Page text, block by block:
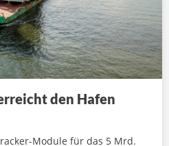
den Hafen
Module für das 5 Mrd.